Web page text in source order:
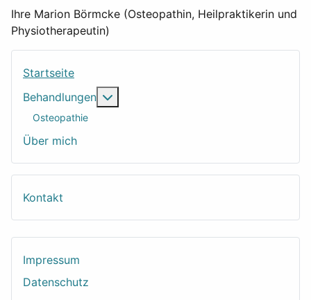
Ihre Marion Börmcke (Osteopathin, Heilpraktikerin und
Physiotherapeutin)
Startseite
Behandlungen
Osteopathie
Über mich
Kontakt
Impressum
Datenschutz